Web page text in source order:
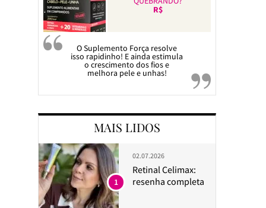
R$
O Suplemento Força resolve
isso rapidinho! E ainda estimula
o crescimento dos fios e
melhora pele e unhas!
MAIS LIDOS
02.07.2026
Retinal Celimax:
resenha completa
1